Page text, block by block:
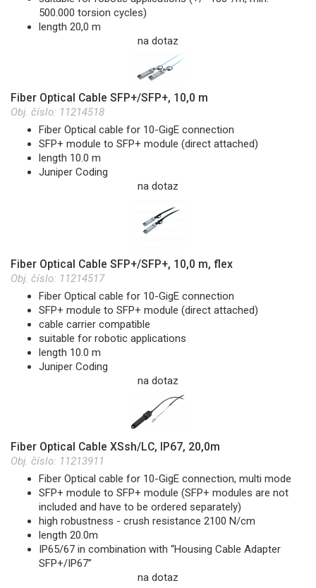
500.000 torsion cycles)
length 20,0 m
na dotaz
Fiber Optical Cable SFP+/SFP+, 10,0 m
Obj. číslo: 11214518
Fiber Optical cable for 10-GigE connection
SFP+ module to SFP+ module (direct attached)
length 10.0 m
Juniper Coding
na dotaz
Fiber Optical Cable SFP+/SFP+, 10,0 m, flex
Obj. číslo: 11214517
Fiber Optical cable for 10-GigE connection
SFP+ module to SFP+ module (direct attached)
cable carrier compatible
suitable for robotic applications
length 10.0 m
Juniper Coding
na dotaz
Fiber Optical Cable XSsh/LC, IP67, 20,0m
Obj. číslo: 11213911
Fiber Optical cable for 10-GigE connection, multi mode
SFP+ module to SFP+ module (SFP+ modules are not
included and have to be ordered separately)
high robustness - crush resistance 2100 N/cm
length 20.0m
IP65/67 in combination with “Housing Cable Adapter
SFP+/IP67”
na dotaz